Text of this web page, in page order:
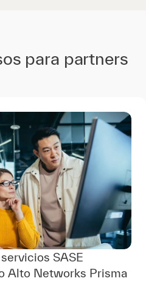
para partners
SASE
Alto Networks Prisma